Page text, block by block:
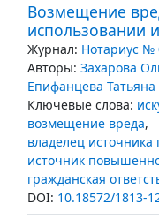
Возмещение
использовании
Журнал: Нотариус №
Авторы: Захарова
Епифанцева
Ключевые слова:
возмещение вреда,
владелец
источник
гражданская
DOI: 10.18572/1813-